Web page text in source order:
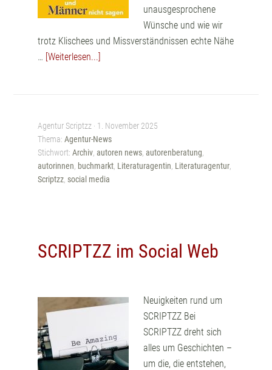
unausgesprochene
Wünsche und wie wir
trotz Klischees und Missverständnissen echte Nähe
… [Weiterlesen...]
Agentur Scriptzz · 1. November 2025
Thema:Agentur-News
Stichwort:Archiv ,autoren news ,autorenberatung
autorinnen buchmarkt Literaturagentin Literaturagentur
Scriptzz social media
SCRIPTZZ im Social Web
Neuigkeiten rund um
SCRIPTZZ Bei
SCRIPTZZ dreht sich
alles um Geschichten –
um die, die entstehen,